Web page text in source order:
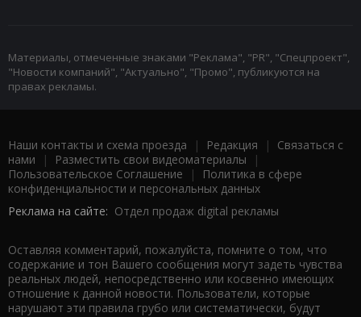
Материалы, отмеченные знаками "Реклама", "PR", "Спецпроект",
"Новости компаний", "Актуально", "Промо", публикуются на
правах рекламы.
Наши контакты и схема проезда | Редакция | Связаться с
нами | Разместить свои видеоматериалы |
Пользовательское Соглашение |
Политика в сфере
конфиденциальности и персональных данных
Реклама на сайте: Отдел продаж digital рекламы
Оставляя комментарий, пожалуйста, помните о том, что
содержание и тон Вашего сообщения могут задеть чувства
реальных людей, непосредственно или косвенно имеющих
отношение к данной новости. Пользователи, которые
нарушают эти правила грубо или систематически, будут